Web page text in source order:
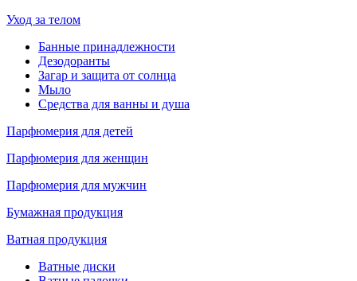
Уход за телом
Банные принадлежности
Дезодоранты
Загар и защита от солнца
Мыло
Средства для ванны и душа
Парфюмерия для детей
Парфюмерия для женщин
Парфюмерия для мужчин
Бумажная продукция
Ватная продукция
Ватные диски